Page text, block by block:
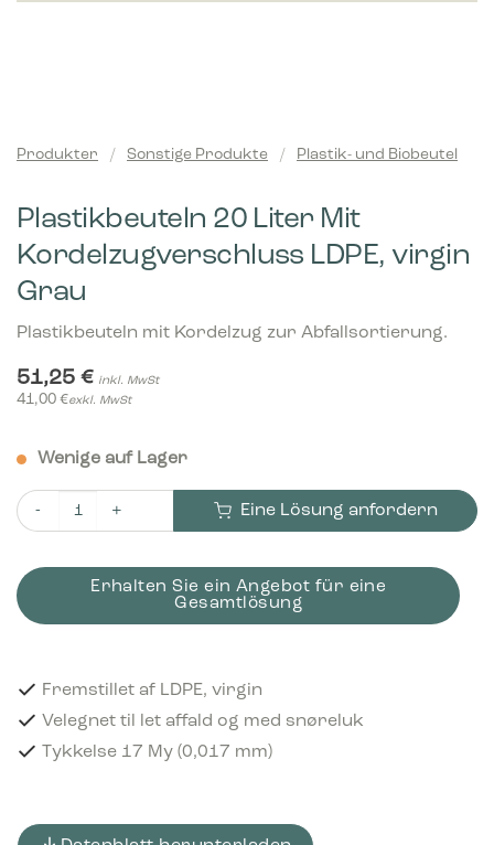
Produkter / Sonstige Produkte / Plastik- und Biobeutel
Plastikbeuteln 20 Liter Mit
Kordelzugverschluss LDPE, virgin
Grau
Plastikbeuteln mit Kordelzug zur Abfallsortierung.
51,25 € inkl. MwSt
41,00 €exkl. MwSt
Wenige auf Lager
Plastikbeuteln 20 Liter Mit Kordelzugverschluss LDPE, virgin
Eine Lösung anfordern
Erhalten Sie ein Angebot für eine
Gesamtlösung
Fremstillet af LDPE, virgin
Velegnet til let affald og med snøreluk
Tykkelse 17 My (0,017 mm)